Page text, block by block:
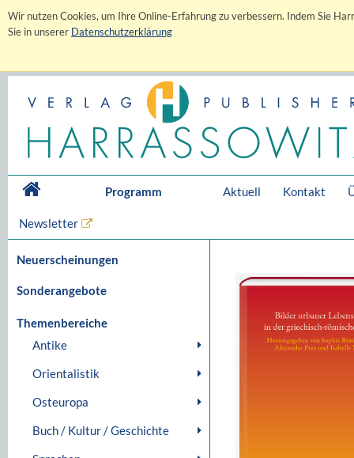
Wir nutzen Cookies, um Ihre Online-Erfahrung zu verbessern. Indem Sie
Sie in unserer Datenschutzerklärung
Programm Aktuell Kontakt
Newsletter
Neuerscheinungen
Sonderangebote
Themenbereiche
Antike
Orientalistik
Osteuropa
Buch / Kultur / Geschichte